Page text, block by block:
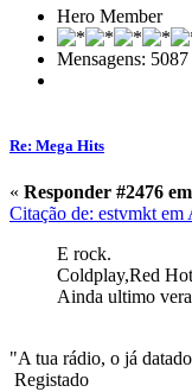
Hero Member
Mensagens: 5087
Re: Mega Hits
« Responder #2476
Citação de: estvmkt
E rock.
Coldplay,Red
Ainda ultimo
"A tua rádio, o já
Registado